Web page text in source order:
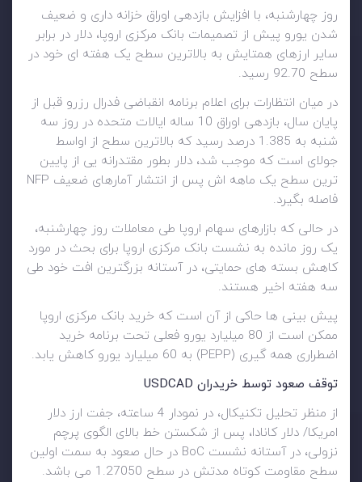
روز چهارشنبه، با افزایش بازدهی اوراق خزانه داری و ضعیف
شدن یورو پیش از تصمیمات بانک مرکزی اروپا، دلار در برابر
سایر ارزهای همتایش به بالاترین سطح یک هفته ای خود در
سطح 92.70 رسید.
در میان انتظارات برای اعلام برنامه انقباضی فدرال رزرو قبل از
پایان سال، بازدهی اوراق 10 ساله ایالات متحده در روز سه
شنبه به 1.385 درصد رسید که بالاترین سطح از اواسط
جولای است که موجب شد، دلار بطور مقتدرانه یی از پایین
ترین سطح یک ماهه اش پس از انتشار آمارهای ضعیف NFP
فاصله بگیرد.
در حالی که بازارهای سهام اروپا طی معاملات روز چهارشنبه،
یک روز مانده به نشست بانک مرکزی اروپا برای بحث در مورد
کاهش بسته های حمایتی، در آستانه بزرگترین افت خود طی
سه هفته اخیر هستند.
پیش بینی ها حاکی از آن است که خرید بانک مرکزی اروپا
ممکن است از 80 میلیارد یورو فعلی تحت برنامه خرید
اضطراری همه گیری (PEPP) به 60 میلیارد یورو کاهش یابد.
توقف صعود توسط خریدران USDCAD
از منظر تحلیل تکنیکال، در نمودار 4 ساعته، جفت ارز دلار
امریکا/ دلار کانادا، پس از شکستن خط بالای الگوی پرچم
نزولی، در آستانه نشست BoC در حال صعود به سمت اولین
سطح مقاومت کوتاه مدتش در سطح 1.27050 می باشد.